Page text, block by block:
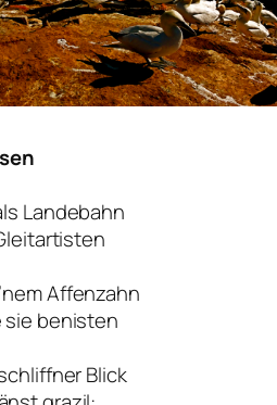
Landebahn
Affenzahn
sie benisten
Blick